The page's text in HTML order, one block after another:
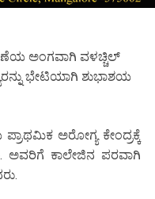
ಅಂಗವಾಗಿ ವಳಚ್ಚಿಲ್
ಭೇಟಿಯಾಗಿ ಶುಭಾಶಯ
ಅರೋಗ್ಯ ಕೇಂದ್ರಕ್ಕೆ
ಅವರಿಗೆ ಕಾಲೇಜಿನ ಪರವಾಗಿ